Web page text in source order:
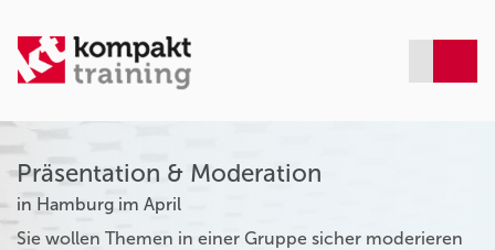
Präsentation & Moderation
in Hamburg im April
Sie wollen Themen in einer Gruppe sicher moderieren